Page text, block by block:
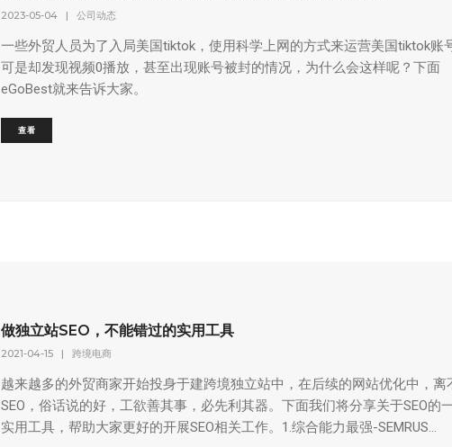
2023-05-04 | 公司动态
一些外贸人员为了入局美国tiktok，使用科学上网的方式来运营美国tiktok账
可是却发现视频0播放，甚至出现账号被封的情况，为什么会这样呢？下面
eGoBest就来告诉大家。
查看
做独立站SEO，不能错过的实用工具
2021-04-15 | 跨境电商
越来越多的外贸商家开始投身于建跨境独立站中，在后续的网站优化中，离
SEO，俗话说的好，工欲善其事，必先利其器。下面我们将分享关于SEO的
实用工具，帮助大家更好的开展SEO相关工作。1.综合能力最强-SEMRUS...